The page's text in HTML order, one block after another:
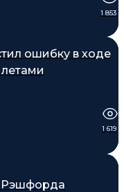
1 853
ошибку в ходе
1 619
Рэшфорда